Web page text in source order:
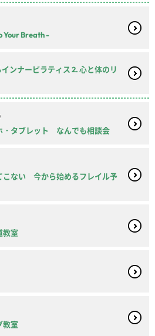
Your Breath -
ンナーピラティス 2. 心と体のリ
・タブレット なんでも相談会
こない 今から始めるフレイル予
教室
教室